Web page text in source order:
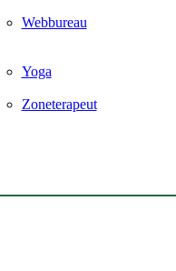
Webbureau
Yoga
Zoneterapeut